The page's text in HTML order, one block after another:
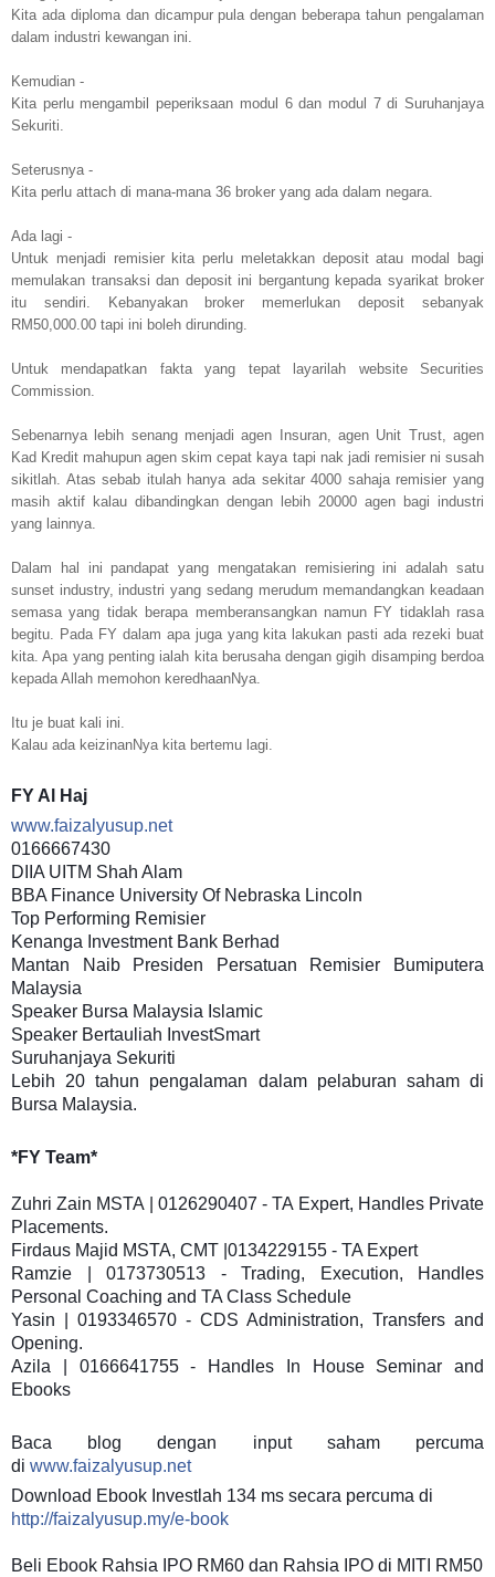
Kita ada diploma dan dicampur pula dengan beberapa tahun pengalaman
dalam industri kewangan ini.
Kemudian -
Kita perlu mengambil peperiksaan modul 6 dan modul 7 di Suruhanjaya
Sekuriti.
Seterusnya -
Kita perlu attach di mana-mana 36 broker yang ada dalam negara.
Ada lagi -
Untuk menjadi remisier kita perlu meletakkan deposit atau modal bagi
memulakan transaksi dan deposit ini bergantung kepada syarikat broker
itu sendiri. Kebanyakan broker memerlukan deposit sebanyak
RM50,000.00 tapi ini boleh dirunding.
Untuk mendapatkan fakta yang tepat layarilah website Securities
Commission.
Sebenarnya lebih senang menjadi agen Insuran, agen Unit Trust, agen
Kad Kredit mahupun agen skim cepat kaya tapi nak jadi remisier ni susah
sikitlah. Atas sebab itulah hanya ada sekitar 4000 sahaja remisier yang
masih aktif kalau dibandingkan dengan lebih 20000 agen bagi industri
yang lainnya.
Dalam hal ini pandapat yang mengatakan remisiering ini adalah satu
sunset industry, industri yang sedang merudum memandangkan keadaan
semasa yang tidak berapa memberansangkan namun FY tidaklah rasa
begitu. Pada FY dalam apa juga yang kita lakukan pasti ada rezeki buat
kita. Apa yang penting ialah kita berusaha dengan gigih disamping berdoa
kepada Allah memohon keredhaanNya.
Itu je buat kali ini.
Kalau ada keizinanNya kita bertemu lagi.
FY Al Haj
www.faizalyusup.net
0166667430
DIIA UITM Shah Alam
BBA Finance University Of Nebraska Lincoln
Top Performing Remisier
Kenanga Investment Bank Berhad
Mantan Naib Presiden Persatuan Remisier Bumiputera
Malaysia
Speaker Bursa Malaysia Islamic
Speaker Bertauliah InvestSmart
Suruhanjaya Sekuriti
Lebih 20 tahun pengalaman dalam pelaburan saham di
Bursa Malaysia.
*FY Team*
Zuhri Zain MSTA | 0126290407 - TA Expert, Handles Private
Placements.
Firdaus Majid MSTA, CMT |0134229155 - TA Expert
Ramzie | 0173730513 - Trading, Execution, Handles
Personal Coaching and TA Class Schedule
Yasin | 0193346570 - CDS Administration, Transfers and
Opening.
Azila | 0166641755 - Handles In House Seminar and
Ebooks
Baca blog dengan input saham percuma
di www.faizalyusup.net
Download Ebook Investlah 134 ms secara percuma di
http://faizalyusup.my/e-book
Beli Ebook Rahsia IPO RM60 dan Rahsia IPO di MITI RM50